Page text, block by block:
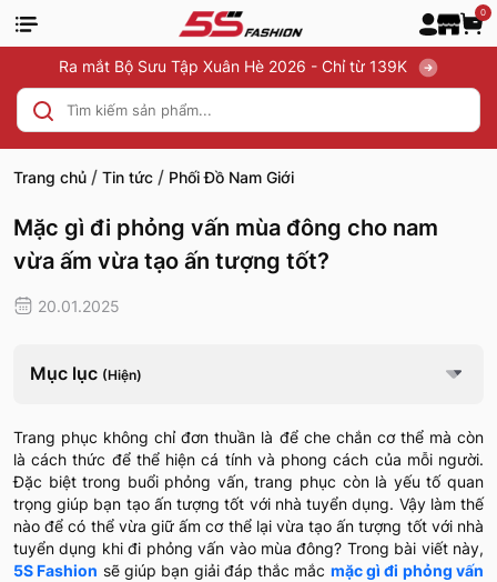
0
Ra mắt Bộ Sưu Tập Xuân Hè 2026 - Chỉ từ 139K
Trang chủ / Tin tức / Phối Đồ Nam Giới
Mặc gì đi phỏng vấn mùa đông cho nam
vừa ấm vừa tạo ấn tượng tốt?
20.01.2025
Mục lục (Hiện)
Trang phục không chỉ đơn thuần là để che chắn cơ thể mà còn
là cách thức để thể hiện cá tính và phong cách của mỗi người.
Đặc biệt trong buổi phỏng vấn, trang phục còn là yếu tố quan
trọng giúp bạn tạo ấn tượng tốt với nhà tuyển dụng. Vậy làm thế
nào để có thể vừa giữ ấm cơ thể lại vừa tạo ấn tượng tốt với nhà
tuyển dụng khi đi phỏng vấn vào mùa đông? Trong bài viết này,
5S Fashion sẽ giúp bạn giải đáp thắc mắc mặc gì đi phỏng vấn